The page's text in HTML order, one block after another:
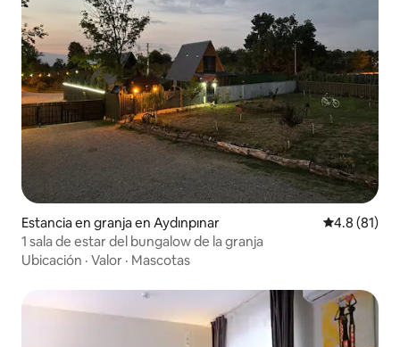
Estancia en granja en Aydınpınar Calificación
4.8 (81)
1 sala de estar del bungalow de la granja
Ubicación · Valor · Mascotas